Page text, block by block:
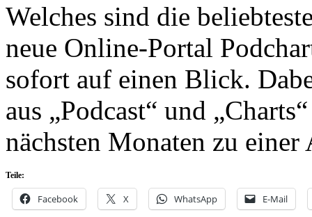
Welches sind die
neue Online-Portal
sofort auf einen Blick.
aus „Podcast“ und
nächsten Monaten zu
Teile:
Facebook X WhatsApp E-Mail